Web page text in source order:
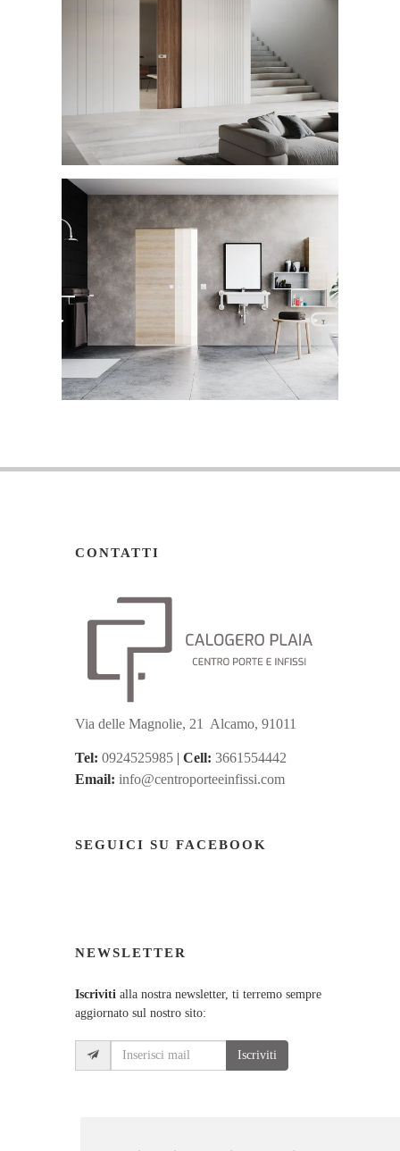
CONTATTI
Via delle Magnolie, 21 Alcamo, 91011
Tel: 0924525985 | Cell: 3661554442
Email: info@centroporteeinfissi.com
SEGUICI SU FACEBOOK
NEWSLETTER
Iscriviti alla nostra newsletter, ti terremo sempre
aggiornato sul nostro sito:
Iscriviti